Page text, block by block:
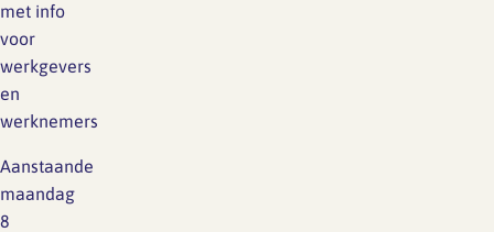
met info
voor
werkgevers
en
werknemers
Aanstaande
maandag
8